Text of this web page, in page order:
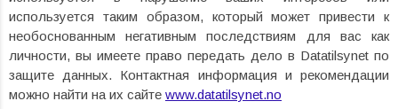
используется таким образом, который может привести к
необоснованным негативным последствиям для вас как
личности, вы имеете право передать дело в Datatilsynet по
защите данных. Контактная информация и рекомендации
можно найти на их сайте www.datatilsynet.no